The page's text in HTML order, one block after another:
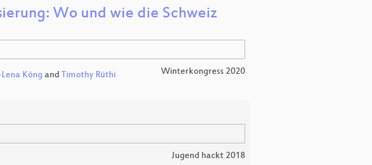
Wo und wie die Schweiz
Köngand Timothy Rüthi Winterkongress 2020
Jugend hackt 2018